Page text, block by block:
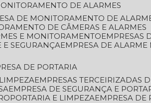
DE ALARMES
DE MONITORAMENTO DE
DE CÂMERAS E ALARMES
E MONITORAMENTO
E SEGURANÇA
EMPRESA DE
DE PORTARIA
LIMPEZA
EMPRESAS TERCEIRIZADAS
EMPRESA DE SEGURANÇA E
PORTARIA E LIMPEZA
EMPRESA